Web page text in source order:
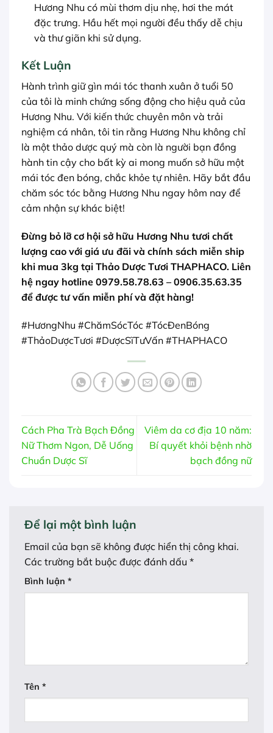
Hương Nhu có mùi thơm dịu nhẹ, hơi the mát
đặc trưng. Hầu hết mọi người đều thấy dễ chịu
và thư giãn khi sử dụng.
Kết Luận
Hành trình giữ gìn mái tóc thanh xuân ở tuổi 50
của tôi là minh chứng sống động cho hiệu quả của
Hương Nhu. Với kiến thức chuyên môn và trải
nghiệm cá nhân, tôi tin rằng Hương Nhu không chỉ
là một thảo dược quý mà còn là người bạn đồng
hành tin cậy cho bất kỳ ai mong muốn sở hữu một
mái tóc đen bóng, chắc khỏe tự nhiên. Hãy bắt đầu
chăm sóc tóc bằng Hương Nhu ngay hôm nay để
cảm nhận sự khác biệt!
Đừng bỏ lỡ cơ hội sở hữu Hương Nhu tươi chất
lượng cao với giá ưu đãi và chính sách miễn ship
khi mua 3kg tại Thảo Dược Tươi THAPHACO. Liên
hệ ngay hotline 0979.58.78.63 – 0906.35.63.35
để được tư vấn miễn phí và đặt hàng!
#HươngNhu #ChămSócTóc #TócĐenBóng
#ThảoDượcTươi #DượcSĩTưVấn #THAPHACO
Cách Pha Trà Bạch Đồng
Nữ Thơm Ngon, Dễ Uống
Chuẩn Dược Sĩ
Viêm da cơ địa 10 năm:
Bí quyết khỏi bệnh nhờ
bạch đồng nữ
Để lại một bình luận
Email của bạn sẽ không được hiển thị công khai.
Các trường bắt buộc được đánh dấu *
Bình luận *
Tên *